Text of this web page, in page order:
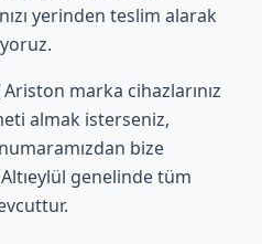
yerinden teslim alarak
Ariston marka cihazlarınız
almak isterseniz,
numaramızdan bize
genelinde tüm